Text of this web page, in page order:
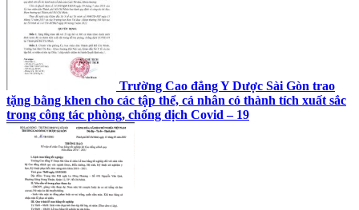
Trường Cao đẳng Y Dược Sài Gòn trao
tặng bằng khen cho các tập thể, cá nhân có thành tích xuất sắc
trong công tác phòng, chống dịch Covid – 19